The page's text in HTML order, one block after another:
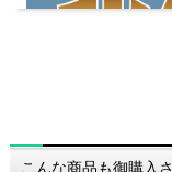
こんな商品も御購入